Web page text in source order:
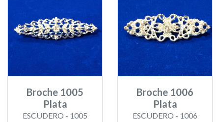
Broche 1005
Plata
ESCUDERO - 1005
Broche 1006
Plata
ESCUDERO - 1006